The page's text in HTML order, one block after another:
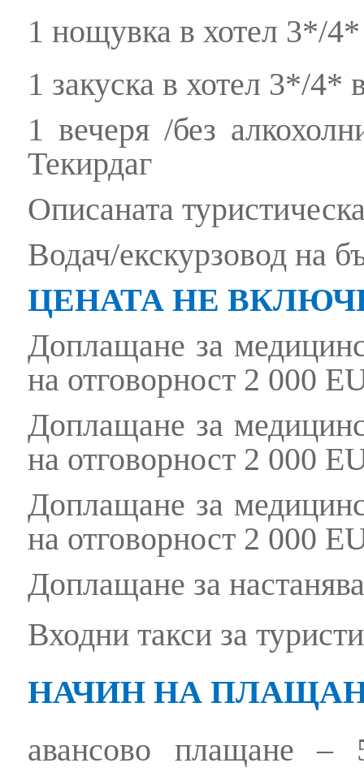
1 нощувка в хотел 3*/
1 закуска в хотел 3*/4*
1 вечеря /без
Текирдаг
Описаната
Водач/екскурзовод на
ЦЕНАТА НЕ
Доплащане за
на отговорност 2 000
Доплащане за
на отговорност 2 000
Доплащане за
на отговорност 2 000
Доплащане за
Входни такси за
НАЧИН НА
авансово плащане –